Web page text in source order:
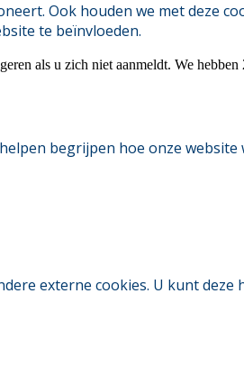
Ook houden we met deze
te beïnvloeden.
als u zich niet aanmeldt. We
begrijpen hoe onze
externe cookies. U kunt